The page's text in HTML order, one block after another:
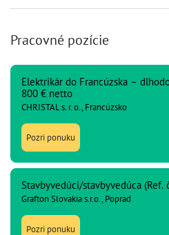
Pracovné pozície
Elektrikár do Francúzska –
800 € netto
CHRISTAL s. r. o., Francúzsko
Pozri ponuku
Stavbyvedúci/stavbyvedúca (Ref.
Grafton Slovakia s.r.o., Poprad
Pozri ponuku